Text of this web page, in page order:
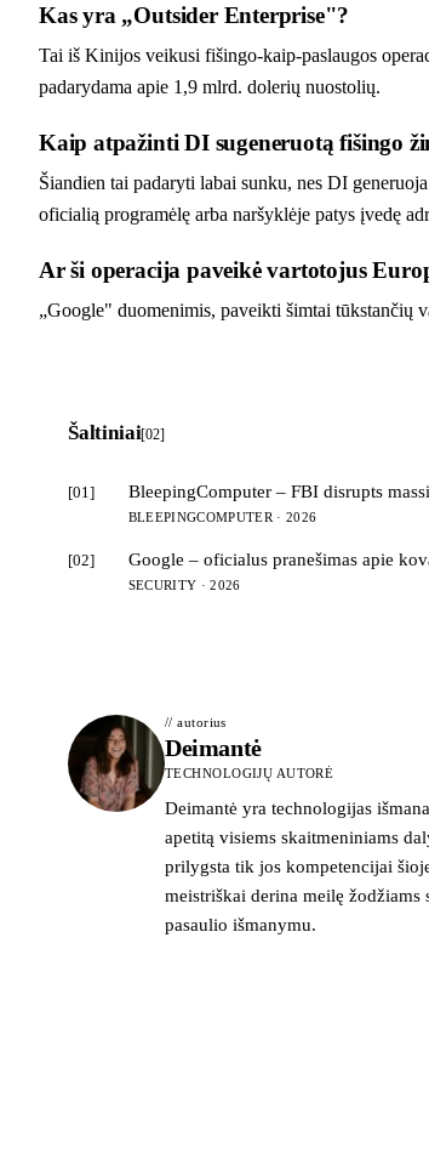
Kas yra „Outsider Enterprise"?
Tai iš Kinijos veikusi fišingo-kaip-paslaugos
padarydama apie 1,9 mlrd. dolerių nuostolių.
Kaip atpažinti DI sugeneruotą fišingo
Šiandien tai padaryti labai sunku, nes DI
oficialią programėlę arba naršyklėje patys įvedę
Ar ši operacija paveikė vartotojus
„Google" duomenimis, paveikti šimtai tūkstančių
Šaltiniai[02]
[01] BleepingComputer – FBI disrupts
BLEEPINGCOMPUTER · 2026
[02] Google – oficialus pranešimas apie
SECURITY · 2026
// autorius
Deimantė
TECHNOLOGIJŲ AUTORĖ
Deimantė yra technologijas
apetitą visiems skaitmeniniams
prilygsta tik jos kompetencijai
meistriškai derina meilę
pasaulio išmanymu.